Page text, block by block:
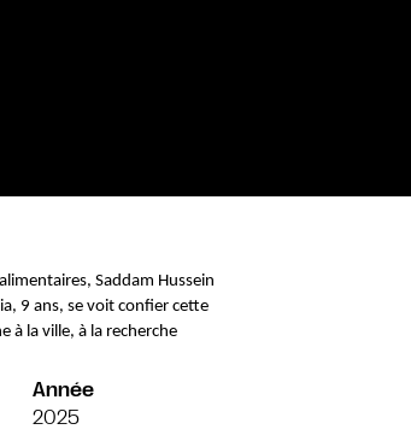
Saddam Hussein
9 ans, se voit confier cette
à la ville, à la recherche
Année
2025